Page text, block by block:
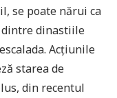
se poate nărui ca
dintre dinastiile
Acţiunile
starea de
din recentul